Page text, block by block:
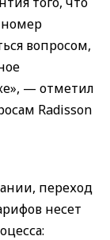
номер
вопросом,
— отметил
Radisson
переход
несет